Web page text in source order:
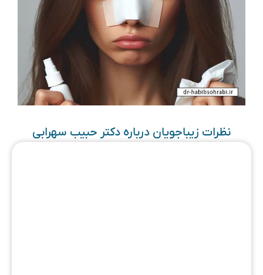
نظرات زیباجویان درباره دکتر حبیب سهرابی